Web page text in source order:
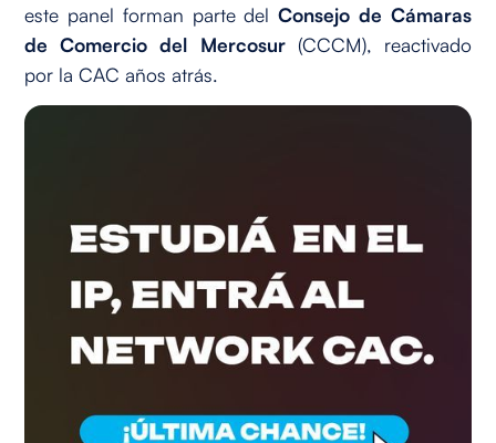
este panel forman parte delConsejo de Cámaras
de Comercio del Mercosur(CCCM), reactivado
por la CAC años atrás.